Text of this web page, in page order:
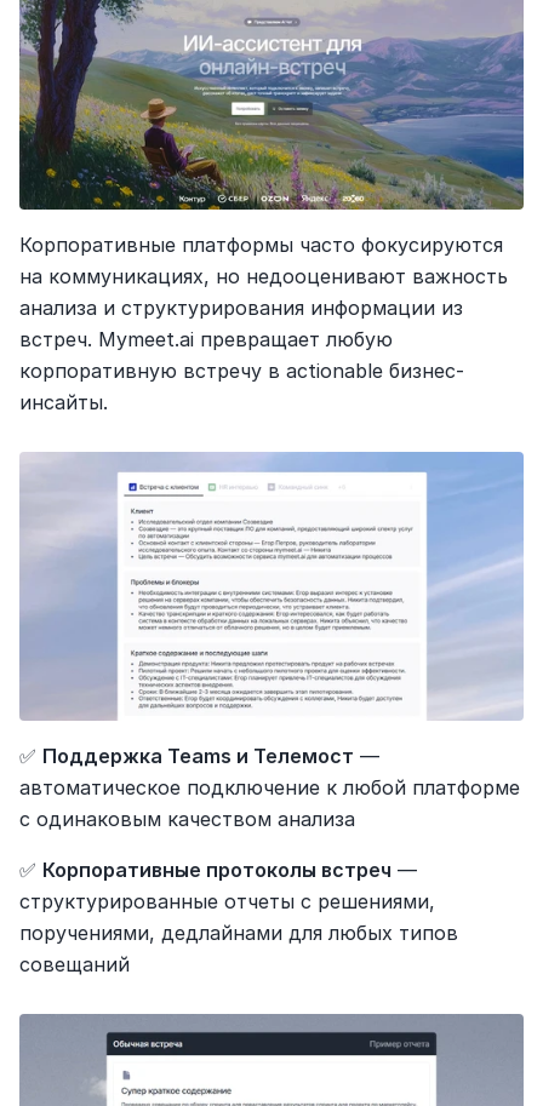
Корпоративные платформы часто фокусируются
на коммуникациях, но недооценивают важность
анализа и структурирования информации из
встреч. Mymeet.ai превращает любую
корпоративную встречу в actionable бизнес-
инсайты.
✅ Поддержка Teams и Телемост —
автоматическое подключение к любой платформе
с одинаковым качеством анализа
✅ Корпоративные протоколы встреч —
структурированные отчеты с решениями,
поручениями, дедлайнами для любых типов
совещаний